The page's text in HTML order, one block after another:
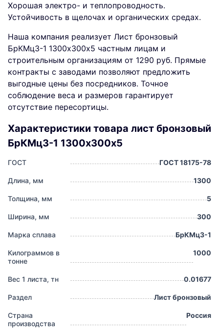
Хорошая электро- и теплопроводность.
Устойчивость в щелочах и органических средах.
Наша компания реализует Лист бронзовый
БрКМц3-1 1300х300х5 частным лицам и
строительным организациям от 1290 руб. Прямые
контракты с заводами позволяют предложить
выгодные цены без посредников. Точное
соблюдение веса и размеров гарантирует
отсутствие пересортицы.
Характеристики товара лист бронзовый
БрКМц3-1 1300х300х5
ГОСТ ГОСТ 18175-78
Длина, мм 1300
Толщина, мм 5
Ширина, мм 300
Марка сплава БрКМц3-1
Килограммов в
тонне
1000
Вес 1 листа, тн 0.01677
Раздел Лист бронзовый
Страна
производства
Россия